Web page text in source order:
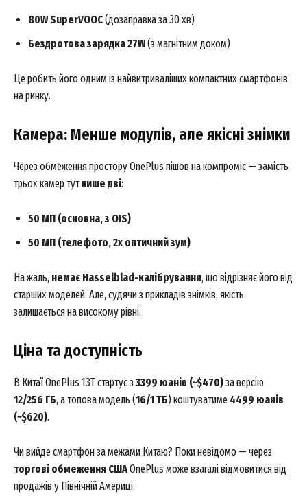
80W SuperVOOC(дозаправка за 30 хв)
Бездротова зарядка 27W(з магнітним доком)
Це робить його одним із найвитриваліших компактних смартфонів
на ринку.
Камера: Менше модулів, але якісні знімки
Через обмеження простору OnePlus пішов на компроміс — замість
трьох камер тутлише дві:
50 МП (основна, з OIS)
50 МП (телефото, 2x оптичний зум)
На жаль, немає Hasselblad-калібрування, що відрізняє його від
старших моделей. Але, судячи з прикладів знімків, якість
залишається на високому рівні.
Ціна та доступність
В Китаї OnePlus 13T стартує з3399 юанів (~$470)за версію
12/256 ГБ, а топова модель (16/1 ТБ) коштуватиме 4499 юанів
(~$620).
Чи вийде смартфон за межами Китаю? Поки невідомо — через
торгові обмеження СШАOnePlus може взагалі відмовитися від
продажів у Північній Америці.